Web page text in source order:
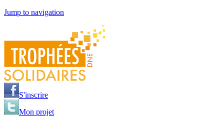
Jump to navigation
S'inscrire
Mon projet